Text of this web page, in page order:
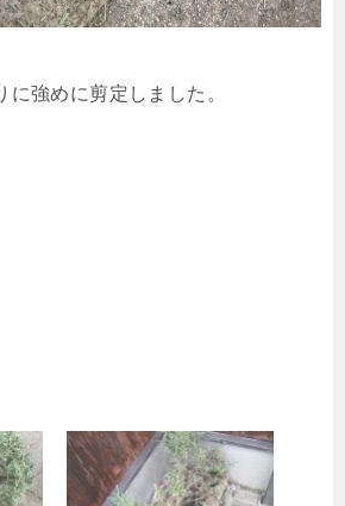
に強めに剪定しました。